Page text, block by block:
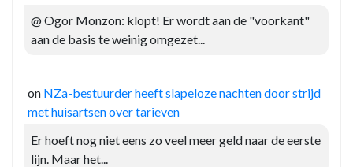
@ Ogor Monzon: klopt! Er wordt aan de "voorkant"
aan de basis te weinig omgezet...
on NZa-bestuurder heeft slapeloze nachten door strijd
met huisartsen over tarieven
Er hoeft nog niet eens zo veel meer geld naar de eerste
lijn. Maar het...